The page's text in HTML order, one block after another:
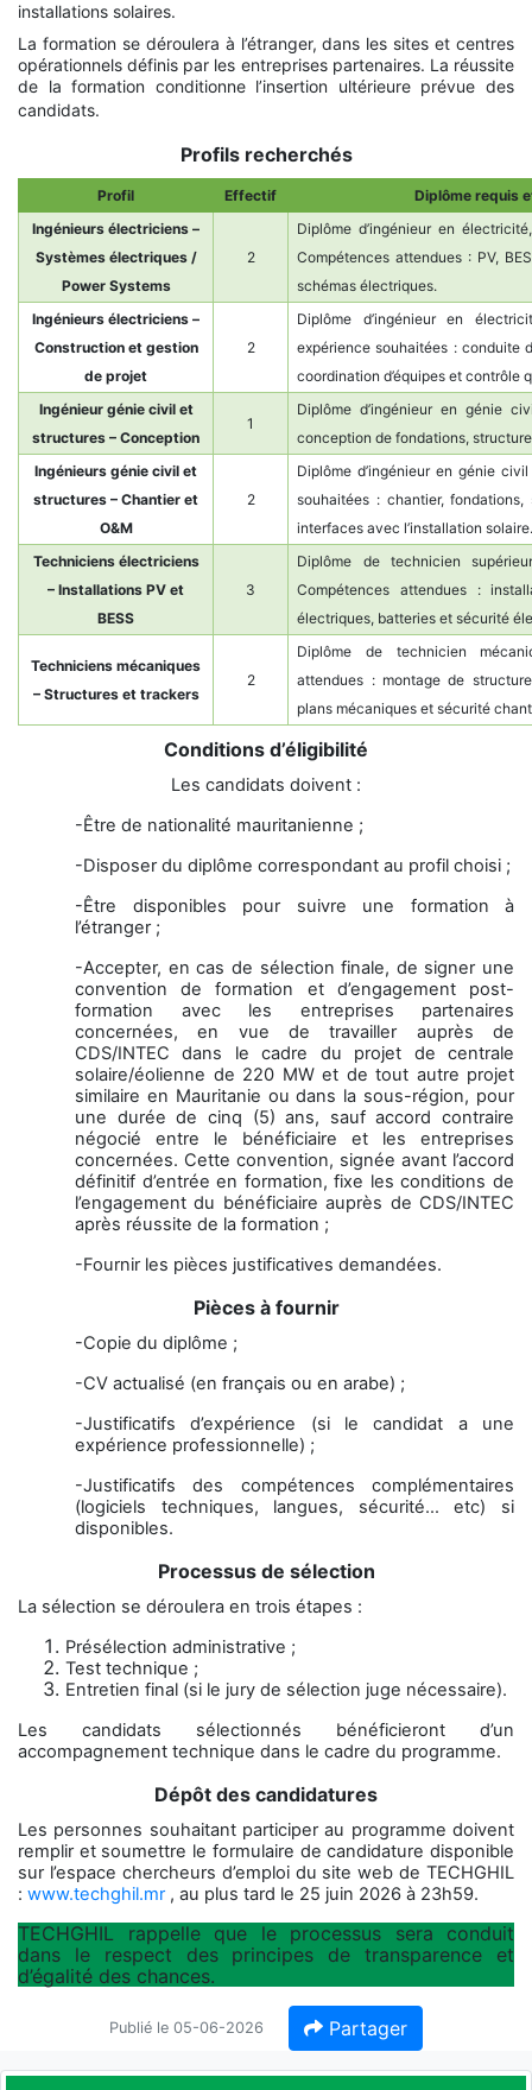
installations solaires.
La formation se déroulera à l’étranger, dans les sites et centres
opérationnels définis par les entreprises partenaires. La réussite
de la formation conditionne l’insertion ultérieure prévue des
candidats.
Profils recherchés
Profil Effectif
Diplôme requis
Ingénieurs électriciens –
Systèmes électriques /
Power Systems
2
Diplôme d’ingénieur en
Compétences attendues : PV,
schémas électriques.
Ingénieurs électriciens –
Construction et gestion
de projet
2
Diplôme d’ingénieur en
expérience souhaitées : conduite
coordination d’équipes et contrôle
Ingénieur génie civil et
structures – Conception
1
Diplôme d’ingénieur en génie
conception de fondations,
Ingénieurs génie civil et
structures – Chantier et
O&M
2
Diplôme d’ingénieur en génie
souhaitées : chantier,
interfaces avec l’installation
Techniciens électriciens
– Installations PV et
BESS
3
Diplôme de technicien
Compétences attendues :
électriques, batteries et sécurité
Techniciens mécaniques
– Structures et trackers
2
Diplôme de technicien
attendues : montage de
plans mécaniques et sécurité
Conditions d’éligibilité
Les candidats doivent :
-Être de nationalité mauritanienne ;
-Disposer du diplôme correspondant au profil choisi ;
-Être disponibles pour suivre une formation à
l’étranger ;
-Accepter, en cas de sélection finale, de signer une
convention de formation et d’engagement post-
formation avec les entreprises partenaires
concernées, en vue de travailler auprès de
CDS/INTEC dans le cadre du projet de centrale
solaire/éolienne de 220 MW et de tout autre projet
similaire en Mauritanie ou dans la sous-région, pour
une durée de cinq (5) ans, sauf accord contraire
négocié entre le bénéficiaire et les entreprises
concernées. Cette convention, signée avant l’accord
définitif d’entrée en formation, fixe les conditions de
l’engagement du bénéficiaire auprès de CDS/INTEC
après réussite de la formation ;
-Fournir les pièces justificatives demandées.
Pièces à fournir
-Copie du diplôme ;
-CV actualisé (en français ou en arabe) ;
-Justificatifs d’expérience (si le candidat a une
expérience professionnelle) ;
-Justificatifs des compétences complémentaires
(logiciels techniques, langues, sécurité… etc) si
disponibles.
Processus de sélection
La sélection se déroulera en trois étapes :
Présélection administrative ;
Test technique ;
Entretien final (si le jury de sélection juge nécessaire).
Les candidats sélectionnés bénéficieront d’un
accompagnement technique dans le cadre du programme.
Dépôt des candidatures
Les personnes souhaitant participer au programme doivent
remplir et soumettre le formulaire de candidature disponible
sur l’espace chercheurs d’emploi du site web de TECHGHIL
: www.techghil.mr, au plus tard le 25 juin 2026 à 23h59.
TECHGHIL rappelle que le processus sera conduit
dans le respect des principes de transparence et
d’égalité des chances.
Publié le 05-06-2026 Partager